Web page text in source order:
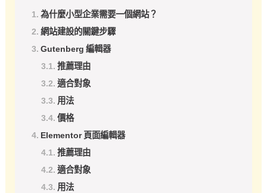
為什麼小型企業需要一個網站？
網站建設的關鍵步驟
Gutenberg 編輯器
推薦理由
適合對象
用法
價格
Elementor 頁面編輯器
推薦理由
適合對象
用法